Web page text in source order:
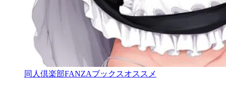
同人倶楽部FANZAブックスオススメ